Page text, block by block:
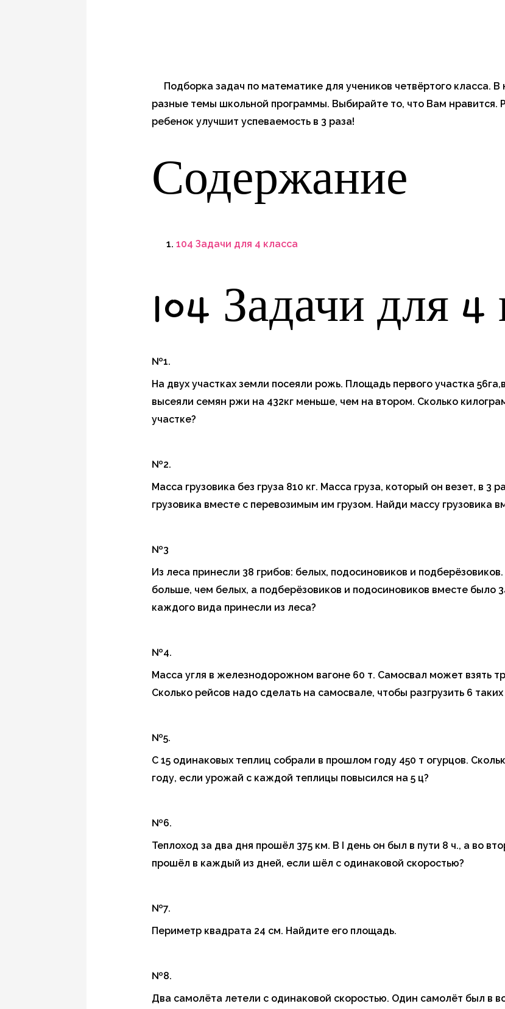
Подборка задач по математике для учеников четвёртого класса.
разные темы школьной программы. Выбирайте то, что Вам нравится.
ребенок улучшит успеваемость в 3 раза!
Содержание
104 Задачи для 4 класса
104 Задачи для 4
№1.
На двух участках земли посеяли рожь. Площадь первого участка
высеяли семян ржи на 432кг меньше, чем на втором. Сколько
участке?
№2.
Масса грузовика без груза 810 кг. Масса груза, который он везет, в 3
грузовика вместе с перевозимым им грузом. Найди массу грузовика
№3
Из леса принесли 38 грибов: белых, подосиновиков и
больше, чем белых, а подберёзовиков и подосиновиков вместе было
каждого вида принесли из леса?
№4.
Масса угля в железнодорожном вагоне 60 т. Самосвал может взять
Сколько рейсов надо сделать на самосвале, чтобы разгрузить 6 таких
№5.
С 15 одинаковых теплиц собрали в прошлом году 450 т огурцов.
году, если урожай с каждой теплицы повысился на 5 ц?
№6.
Теплоход за два дня прошёл 375 км. В I день он был в пути 8 ч., а во
прошёл в каждый из дней, если шёл с одинаковой скоростью?
№7.
Периметр квадрата 24 см. Найдите его площадь.
№8.
Два самолёта летели с одинаковой скоростью. Один самолёт был в